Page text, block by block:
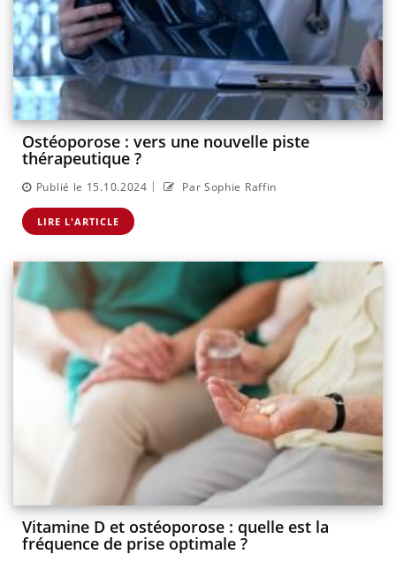
Ostéoporose : vers une nouvelle piste
thérapeutique ?
Publié le 15.10.2024 | Par Sophie Raffin
LIRE L'ARTICLE
Vitamine D et ostéoporose : quelle est la
fréquence de prise optimale ?